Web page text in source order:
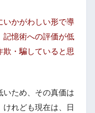
いかがわしい形で導
記憶術への評価が低
欺・騙していると思
いため、その真価は
れども現在は、日